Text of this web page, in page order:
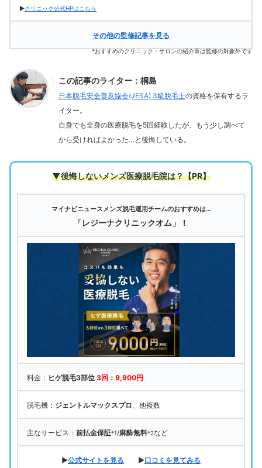
▶クリニック公式HPはこちら
その他の監修記事を見る
*おすすめのクリニック・サロンの紹介章は監修の対象外です
この記事のライター：桐島
日本脱毛安全普及協会(JESA) 3級脱毛士の資格を保有するラ
イター。
自身でも全身の医療脱毛を5回経験したが、もう少し調べて
から受ければよかった…と後悔している。
▼後悔しないメンズ医療脱毛院は？【PR】
マイナビニュースメンズ脱毛運用チームのおすすめは…
「レジーナクリニックオム」！
料金： ヒゲ脱毛3部位 3回：9,900円
脱毛機： ジェントルマックスプロ、他複数
主なサービス： 前払金保証*1/麻酔無料*2など
▶公式サイトを見る ▶口コミを見てみる